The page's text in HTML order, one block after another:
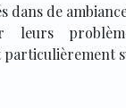
dans de
leurs